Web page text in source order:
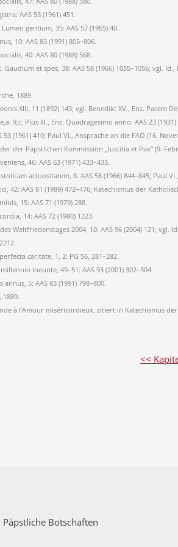
AAS 53 (1961) 451.
gentium, 35: AAS 57 (1965) 40.
10: AAS 83 (1991) 805–806.
40: AAS 80 (1988) 568.
et spes, 38: AAS 58 (1966) 1055–1056; vgl.
1889.
XIII, 11 (1892) 143; vgl. Benedikt XV., Enz. Pacem
9,c; Pius XI., Enz. Quadragesimo anno: AAS 23 (1931)
(1961) 410; Paul VI., Ansprache an die FAO (16.
der Päpstlichen Kommission „Iustitia et Pax“ (9.
46: AAS 63 (1971) 433–435.
actuositatem, 8: AAS 58 (1966) 844–845; Paul
42: AAS 81 (1989) 472–476; Katechismus der
15: AAS 71 (1979) 288.
14: AAS 72 (1980) 1223.
Weltfriedenstages 2004, 10: AAS 96 (2004) 121; vgl.
caritate, 1, 2: PG 56, 281–282.
ineunte, 49–51: AAS 93 (2001) 302–304.
5: AAS 83 (1991) 798–800.
1889.
à l’Amour miséricordieux, zitiert in Katechismus
<<
Päpstliche Botschaften